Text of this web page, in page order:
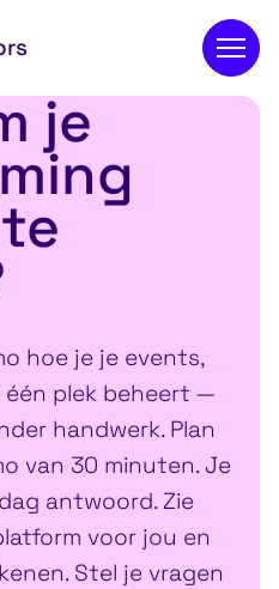
support
je
hoe je je events,
plek beheert —
handwerk. Plan
van 30 minuten. Je
antwoord. Zie
voor jou en
Stel je vragen